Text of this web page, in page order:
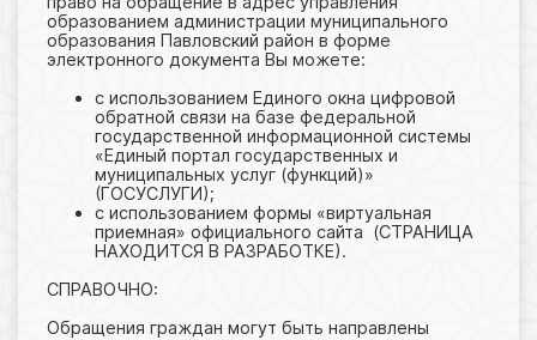
образованием администрации муниципального
образования Павловский район в форме
электронного документа Вы можете:
с использованием Единого окна цифровой
обратной связи на базе федеральной
государственной информационной системы
«Единый портал государственных и
муниципальных услуг (функций)»
(ГОСУСЛУГИ);
с использованием формы «виртуальная
приемная» официального сайта (СТРАНИЦА
НАХОДИТСЯ В РАЗРАБОТКЕ).
СПРАВОЧНО:
Обращения граждан могут быть направлены